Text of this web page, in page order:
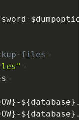
files
- ${database}
- ${database}